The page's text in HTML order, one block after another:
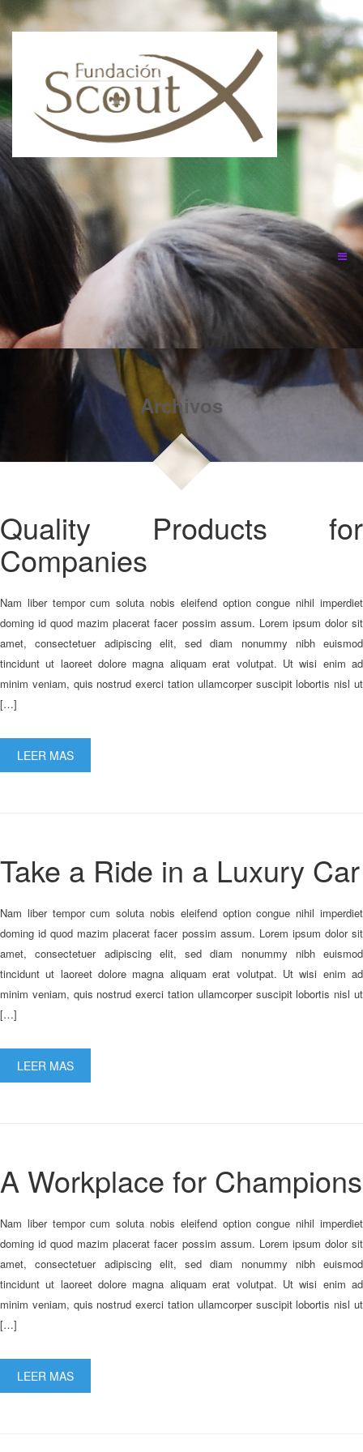
Archivos
Quality Products for
Companies
Nam liber tempor cum soluta nobis eleifend option congue nihil imperdiet
doming id quod mazim placerat facer possim assum. Lorem ipsum dolor sit
amet, consectetuer adipiscing elit, sed diam nonummy nibh euismod
tincidunt ut laoreet dolore magna aliquam erat volutpat. Ut wisi enim ad
minim veniam, quis nostrud exerci tation ullamcorper suscipit lobortis nisl ut
[…]
LEER MAS
Take a Ride in a Luxury Car
Nam liber tempor cum soluta nobis eleifend option congue nihil imperdiet
doming id quod mazim placerat facer possim assum. Lorem ipsum dolor sit
amet, consectetuer adipiscing elit, sed diam nonummy nibh euismod
tincidunt ut laoreet dolore magna aliquam erat volutpat. Ut wisi enim ad
minim veniam, quis nostrud exerci tation ullamcorper suscipit lobortis nisl ut
[…]
LEER MAS
A Workplace for Champions
Nam liber tempor cum soluta nobis eleifend option congue nihil imperdiet
doming id quod mazim placerat facer possim assum. Lorem ipsum dolor sit
amet, consectetuer adipiscing elit, sed diam nonummy nibh euismod
tincidunt ut laoreet dolore magna aliquam erat volutpat. Ut wisi enim ad
minim veniam, quis nostrud exerci tation ullamcorper suscipit lobortis nisl ut
[…]
LEER MAS